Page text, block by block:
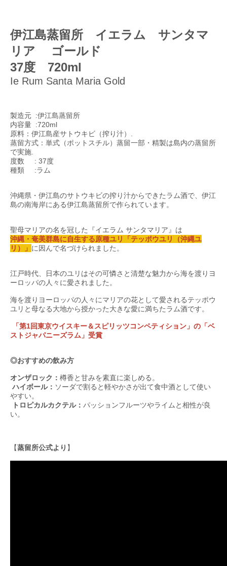
伊江島蒸留所 イエラム サンタマ
リア ゴールド
37度 720ml
Ie Rum Santa Maria Gold
製造元 :伊江島蒸留所
内容量 :720ml
原料：伊江島産サトウキビ（搾り汁）.
蒸留方式：単式（ポットスチル）蒸留一部・精製は島内の蒸留所
で実施.
度数 : 37度
種類 :ラム
沖縄県・伊江島のサトウキビの搾り汁からできたラム酒で、伊江
島の南海岸にある伊江島蒸留所で作られています。
聖母マリアの名を冠した『イエラム サンタマリア』は
沖縄・奄美群島に自生する原種ユリ「テッポウユリ（沖縄ユ
リ）」 に因んで名づけられました。
江戸時代、日本のユリはその可憐さと清楚な魅力から海を渡りヨ
ーロッパの人々に愛されました。
海を渡りヨーロッパの人々にマリアの花として愛されるテッポウ
ユリと母なる大地から授かった大きな愛に満ちたラム酒です。
「第1回東京ウイスキー＆スピリッツコンペティション」の「ベ
ストジャパニーズラム」受賞
◎おすすめの飲み方
オンザロック： 樽香と甘みを素直に楽しめる。
ハイボール： ソーダで割ると軽やかさが出て食中酒として使い
やすい。
トロピカルカクテル： パッションフルーツやライムと相性が良
い。
【蒸留所公式より 】